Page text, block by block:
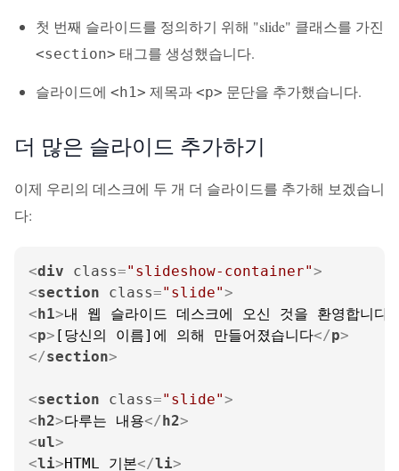
첫 번째 슬라이드를 정의하기 위해 "slide" 클래스를 가진
<section> 태그를 생성했습니다.
슬라이드에 <h1> 제목과 <p> 문단을 추가했습니다.
더 많은 슬라이드 추가하기
이제 우리의 데스크에 두 개 더 슬라이드를 추가해 보겠습니
다:
<div class="slideshow-container">
<section class="slide">
<h1>내 웹 슬라이드 데스크에 오신 것을 환영합니다!
<p> [당신의 이름]에 의해 만들어졌습니다</p>
</section>
<section class="slide">
<h2>다루는 내용</h2>
<ul>
<li>HTML 기본</li>